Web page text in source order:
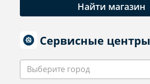
Найти магазин
Сервисные центры
Выберите город